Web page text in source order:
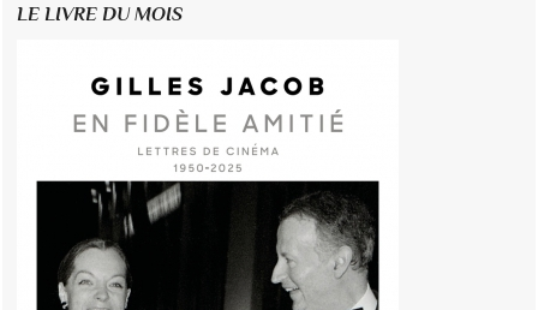
LE LIVRE DU MOIS